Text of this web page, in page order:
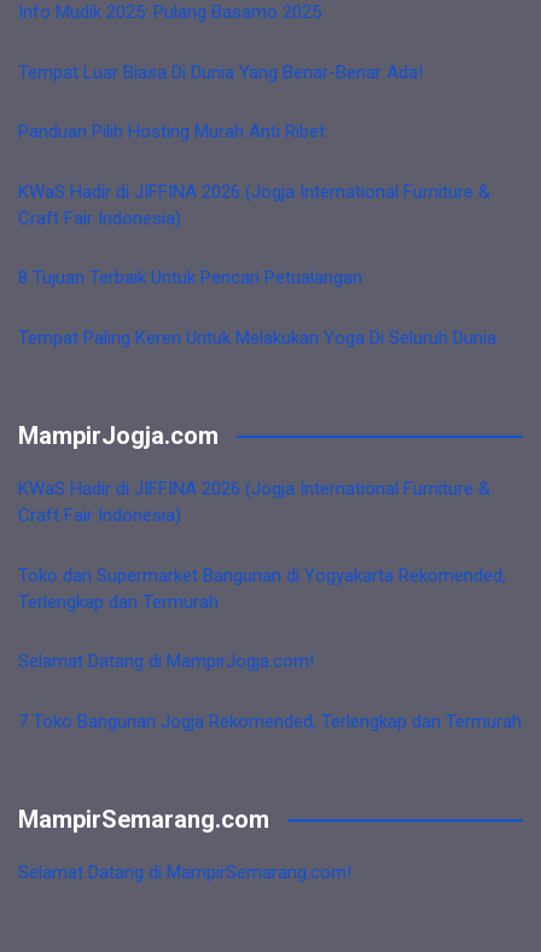
Info Mudik 2025: Pulang Basamo 2025
Tempat Luar Biasa Di Dunia Yang Benar-Benar Ada!
Panduan Pilih Hosting Murah Anti Ribet
KWaS Hadir di JIFFINA 2026 (Jogja International Furniture &
Craft Fair Indonesia)
8 Tujuan Terbaik Untuk Pencari Petualangan
Tempat Paling Keren Untuk Melakukan Yoga Di Seluruh Dunia
MampirJogja.com
KWaS Hadir di JIFFINA 2026 (Jogja International Furniture &
Craft Fair Indonesia)
Toko dan Supermarket Bangunan di Yogyakarta Rekomended,
Terlengkap dan Termurah
Selamat Datang di MampirJogja.com!
7 Toko Bangunan Jogja Rekomended, Terlengkap dan Termurah
MampirSemarang.com
Selamat Datang di MampirSemarang.com!